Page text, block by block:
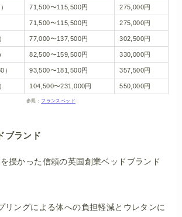
71,500〜115,500円 275,000円
71,500〜115,500円 275,000円
77,000〜137,500円 302,500円
82,500〜159,500円 330,000円
） 93,500〜181,500円 357,500円
104,500〜231,000円 550,000円
参照； フランスベッド
ブランド
授かった信頼の英国創業ベッドブランド
リングによる体への負担軽減とウレタンに